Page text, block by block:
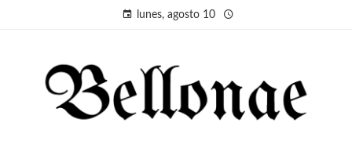
lunes, agosto 10